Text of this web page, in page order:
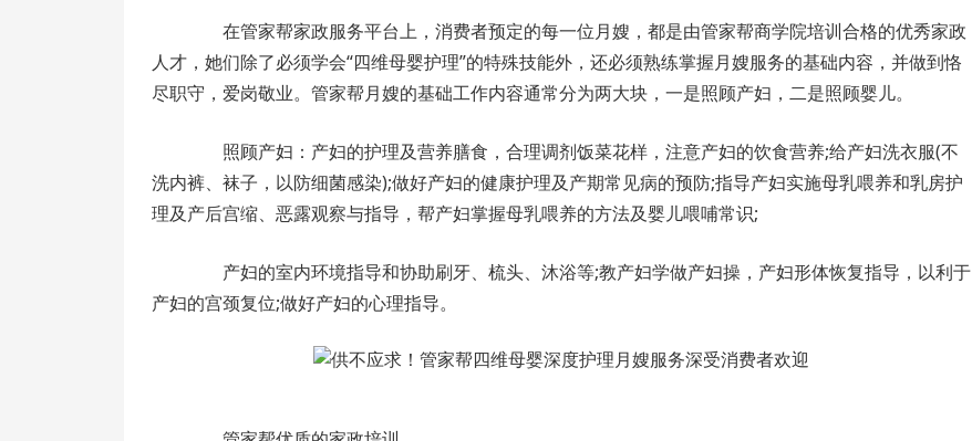
在管家帮家政服务平台上，消费者预定的每一位月嫂，都是由管家帮商学院培训合格的优秀家政
人才，她们除了必须学会“四维母婴护理”的特殊技能外，还必须熟练掌握月嫂服务的基础内容，并做到恪
尽职守，爱岗敬业。管家帮月嫂的基础工作内容通常分为两大块，一是照顾产妇，二是照顾婴儿。
照顾产妇：产妇的护理及营养膳食，合理调剂饭菜花样，注意产妇的饮食营养;给产妇洗衣服(不
洗内裤、袜子，以防细菌感染);做好产妇的健康护理及产期常见病的预防;指导产妇实施母乳喂养和乳房护
理及产后宫缩、恶露观察与指导，帮产妇掌握母乳喂养的方法及婴儿喂哺常识;
产妇的室内环境指导和协助刷牙、梳头、沐浴等;教产妇学做产妇操，产妇形体恢复指导，以利于
产妇的宫颈复位;做好产妇的心理指导。